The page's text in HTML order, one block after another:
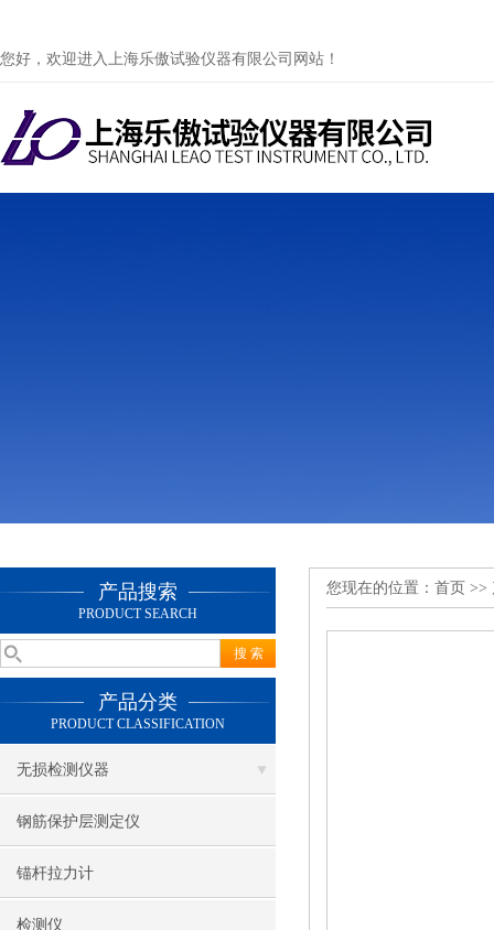
您好，欢迎进入上海乐傲试验仪器有限公司网站！
产品搜索
PRODUCT SEARCH
产品分类
PRODUCT CLASSIFICATION
无损检测仪器
钢筋保护层测定仪
锚杆拉力计
检测仪
您现在的位置： 首页 >>